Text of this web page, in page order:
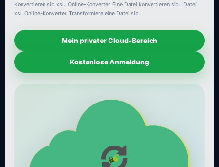
Konvertieren sib xsl.. Online-Konverter. Eine Datei konvertieren sib.. Datei
xsl. Online-Konverter. Transformiere eine Datei sib..
Mein privater Cloud-Bereich
Kostenlose Anmeldung